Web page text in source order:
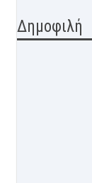
Δημοφιλή